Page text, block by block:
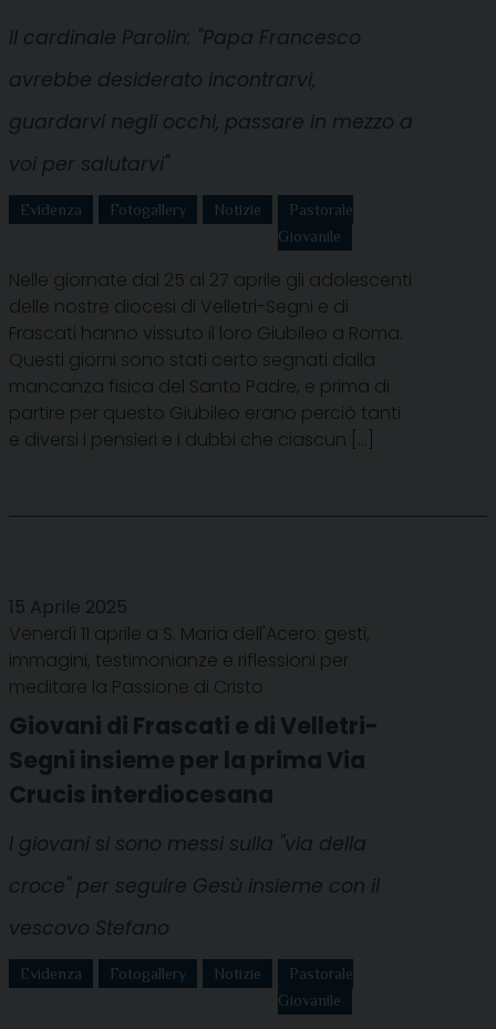
Il cardinale Parolin: "Papa Francesco
avrebbe desiderato incontrarvi,
guardarvi negli occhi, passare in mezzo a
voi per salutarvi"
Evidenza Fotogallery Notizie
Pastorale
Giovanile
Nelle giornate dal 25 al 27 aprile gli adolescenti
delle nostre diocesi di Velletri-Segni e di
Frascati hanno vissuto il loro Giubileo a Roma.
Questi giorni sono stati certo segnati dalla
mancanza fisica del Santo Padre, e prima di
partire per questo Giubileo erano perciò tanti
e diversi i pensieri e i dubbi che ciascun […]
15 Aprile 2025
Venerdì 11 aprile a S. Maria dell'Acero: gesti,
immagini, testimonianze e riflessioni per
meditare la Passione di Cristo
Giovani di Frascati e di Velletri-
Segni insieme per la prima Via
Crucis interdiocesana
I giovani si sono messi sulla "via della
croce" per seguire Gesù insieme con il
vescovo Stefano
Evidenza Fotogallery Notizie
Pastorale
Giovanile